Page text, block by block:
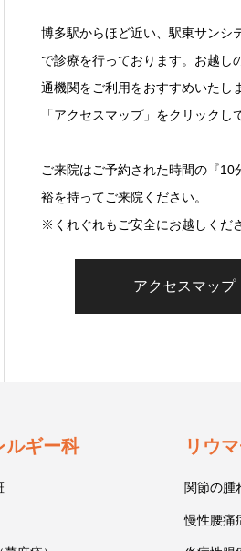
博多駅からほど近い、駅東サンシ
で診療を行っております。お越し
通機関をご利用をおすすめいたし
「アクセスマップ」をクリックし
ご来院はご予約された時間の『10
裕を持ってご来院ください。
※くれぐれもご安全にお越しくだ
アクセスマップ
ルギー科 リウ
関節の腫
慢性腰痛